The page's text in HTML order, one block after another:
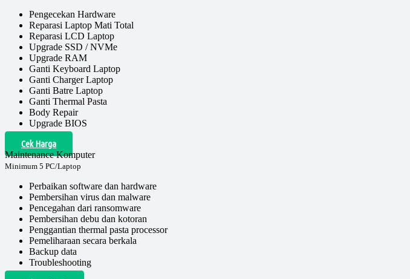
Pengecekan Hardware
Reparasi Laptop Mati Total
Reparasi LCD Laptop
Upgrade SSD / NVMe
Upgrade RAM
Ganti Keyboard Laptop
Ganti Charger Laptop
Ganti Batre Laptop
Ganti Thermal Pasta
Body Repair
Upgrade BIOS
Cek Harga
Maintenance Komputer
Minimum 5 PC/Laptop
Perbaikan software dan hardware
Pembersihan virus dan malware
Pencegahan dari ransomware
Pembersihan debu dan kotoran
Penggantian thermal pasta processor
Pemeliharaan secara berkala
Backup data
Troubleshooting